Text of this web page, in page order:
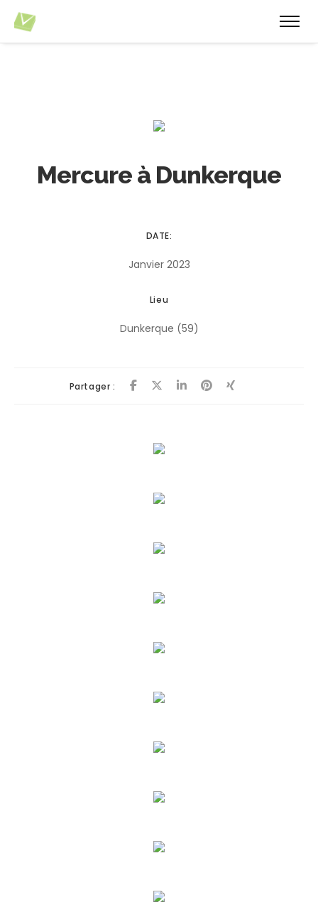
Mercure à Dunkerque
DATE:
Janvier 2023
Lieu
Dunkerque (59)
Partager :